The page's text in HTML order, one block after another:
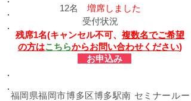
12名 増席しました
受付状況
残席1名(キャンセル不可、 複数名でご希望
の方はこちらからお問い合わせください)
お申込み
福岡県福岡市博多区博多駅南 セミナールー